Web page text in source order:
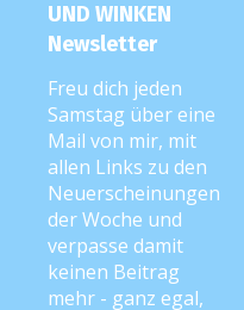
UND WINKEN
Newsletter
Freu dich jeden
Samstag über eine
Mail von mir, mit
allen Links zu den
Neuerscheinungen
der Woche und
verpasse damit
keinen Beitrag
mehr - ganz egal,